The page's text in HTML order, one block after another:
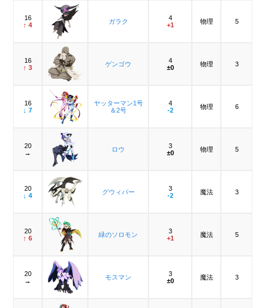
16
↑ 4
ガラク
4
+1
物理 5
16
↑ 3
ゲンゴウ
4
±0
物理 3
16
↓ 7
ヤッターマン1号
＆2号
4
-2
物理 6
20
→
ロウ
3
±0
物理 5
20
↓ 4
グウィバー
3
-2
魔法 3
20
↑ 6
緑のソロモン
3
+1
魔法 5
20
→
モスマン
3
±0
魔法 3